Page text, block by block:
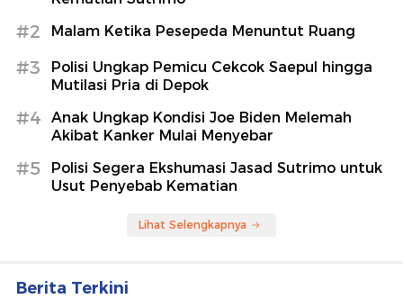
#2 Malam Ketika Pesepeda Menuntut Ruang
#3
Polisi Ungkap Pemicu Cekcok Saepul hingga
Mutilasi Pria di Depok
#4
Anak Ungkap Kondisi Joe Biden Melemah
Akibat Kanker Mulai Menyebar
#5
Polisi Segera Ekshumasi Jasad Sutrimo untuk
Usut Penyebab Kematian
Lihat Selengkapnya
Berita Terkini